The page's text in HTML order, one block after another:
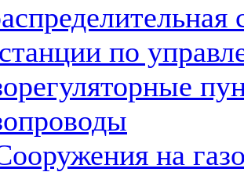
по
на